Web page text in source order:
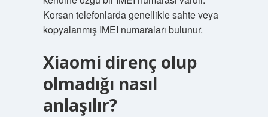
Korsan telefonlarda genellikle sahte veya
kopyalanmış IMEI numaraları bulunur.
Xiaomi direnç olup
olmadığı nasıl
anlaşılır?